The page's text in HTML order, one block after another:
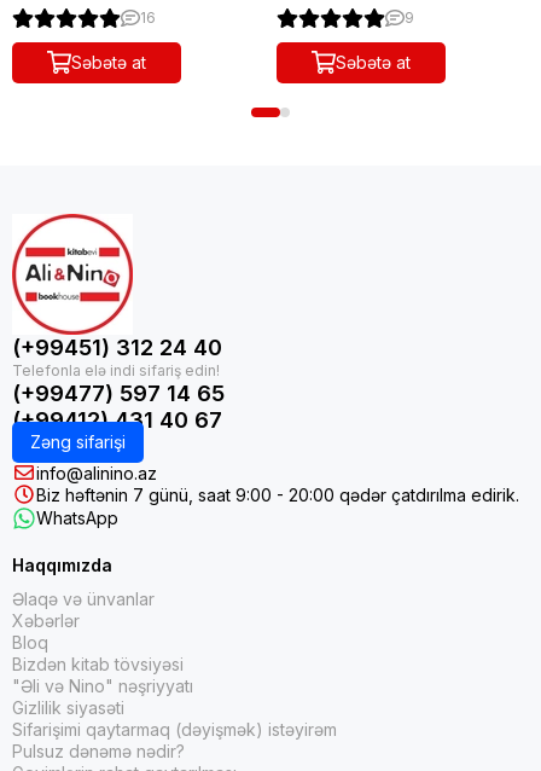
16
Səbətə at
9
Səbətə at
(+99451) 312 24 40
(+99477) 597 14 65
(+99412) 431 40 67
Zəng sifarişi
info@alinino.az
Biz həftənin 7 günü, saat 9:00 - 20:00 qədər çatdırılma edirik.
WhatsApp
Haqqımızda
Əlaqə və ünvanlar
Xəbərlər
Bloq
Bizdən kitab tövsiyəsi
"Əli və Nino" nəşriyyatı
Gizlilik siyasəti
Sifarişimi qaytarmaq (dəyişmək) istəyirəm
Pulsuz dənəmə nədir?